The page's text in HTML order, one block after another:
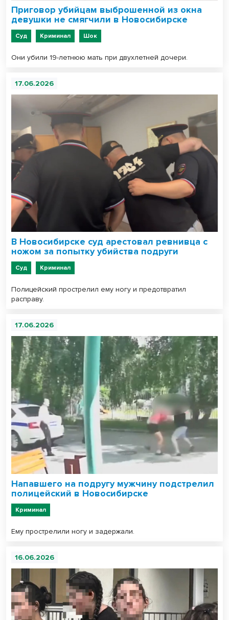
Приговор убийцам выброшенной из окна
девушки не смягчили в Новосибирске
Суд Криминал Шок
Они убили 19-летнюю мать при двухлетней дочери.
17.06.2026
В Новосибирске суд арестовал ревнивца с
ножом за попытку убийства подруги
Суд Криминал
Полицейский прострелил ему ногу и предотвратил
расправу.
17.06.2026
Напавшего на подругу мужчину подстрелил
полицейский в Новосибирске
Криминал
Ему прострелили ногу и задержали.
16.06.2026